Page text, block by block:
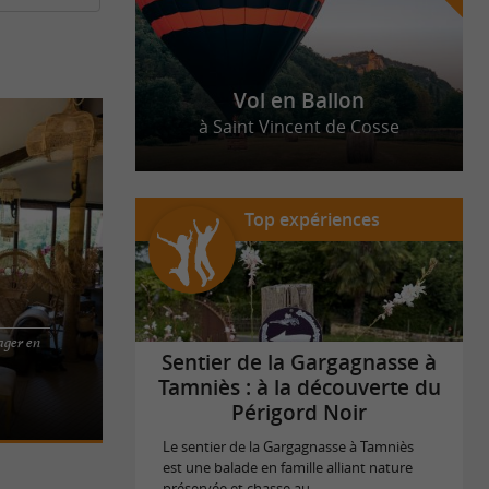
ou communes, selon vos budgets et
en
EN
...
Vol en Ballon
à Saint Vincent de Cosse
Top expériences
Sentier de la Gargagnasse à
Tamniès : à la découverte du
Périgord Noir
Le sentier de la Gargagnasse à Tamniès
est une balade en famille alliant nature